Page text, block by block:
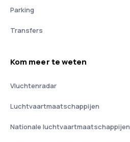
Parking
Transfers
Kom meer te weten
Vluchtenradar
Luchtvaartmaatschappijen
Nationale luchtvaartmaatschappijen